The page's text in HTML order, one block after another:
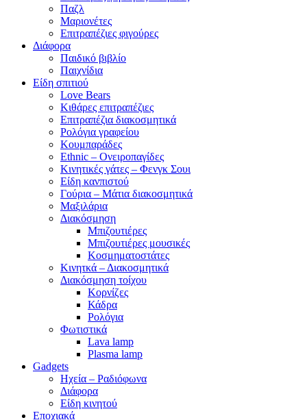
Παζλ
Μαριονέτες
Επιτραπέζιες φιγούρες
Διάφορα
Παιδικό βιβλίο
Παιχνίδια
Είδη σπιτιού
Love Bears
Κιθάρες επιτραπέζιες
Επιτραπέζια διακοσμητικά
Ρολόγια γραφείου
Κουμπαράδες
Ethnic – Ονειροπαγίδες
Κινητικές γάτες – Φενγκ Σουι
Είδη κανπιστού
Γούρια – Μάτια διακοσμητικά
Μαξιλάρια
Διακόσμηση
Μπιζουτιέρες
Μπιζουτιέρες μουσικές
Κοσμηματοστάτες
Κινητκά – Διακοσμητικά
Διακόσμηση τοίχου
Κορνίζες
Κάδρα
Ρολόγια
Φωτιστικά
Lava lamp
Plasma lamp
Gadgets
Ηχεία – Ραδιόφωνα
Διάφορα
Είδη κινητού
Εποχιακά